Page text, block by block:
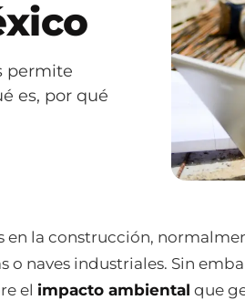
permite
es, por qué
en la construcción,
o naves industriales. Sin
el impacto ambiental que